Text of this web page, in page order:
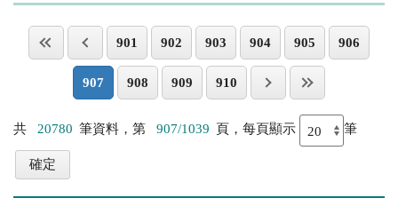
901 902 903 904 905 906
907 908 909 910
共 20780 筆資料，第 907/1039 頁，每頁顯示 筆